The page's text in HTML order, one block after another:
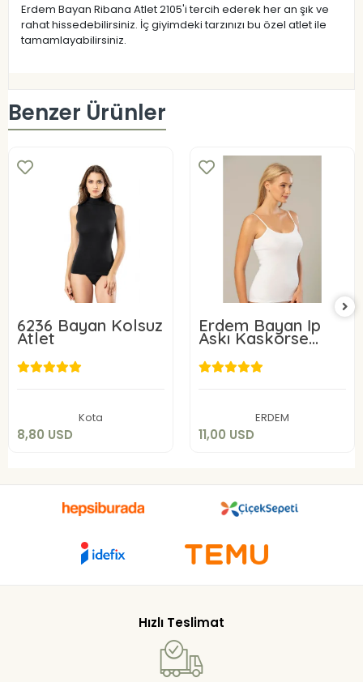
Erdem Bayan Ribana Atlet 2105'i tercih ederek her an şık ve
rahat hissedebilirsiniz. İç giyimdeki tarzınızı bu özel atlet ile
tamamlayabilirsiniz.
Benzer Ürünler
6236 Bayan Kolsuz
Atlet
Kota
8,80 USD
8,80 USD
Erdem Bayan İp
Askı Kaskorse
Atlet 2153
ERDEM
11,00 USD
11,00 USD
Hızlı Teslimat